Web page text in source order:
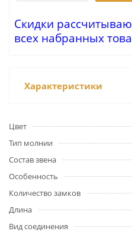
Скидки
всех набранных
Характеристики
Цвет
Тип молнии
Состав звена
Особенность
Количество замков
Длина
Вид соединения